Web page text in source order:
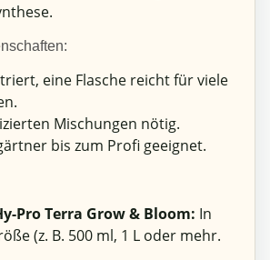
eine Flasche reicht für viele
Mischungen nötig.
bis zum Profi geeignet.
Pro Terra Grow & Bloom: In
(z. B. 500 ml, 1 L oder mehr.